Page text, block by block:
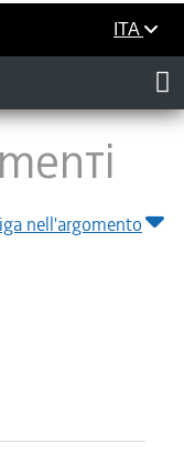
ITA
nell'argomento